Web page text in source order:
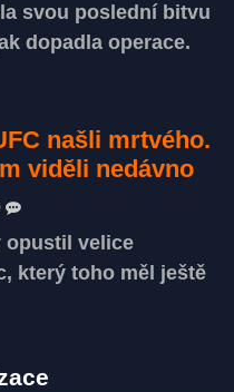
svou poslední bitvu
dopadla operace.
našli mrtvého.
viděli nedávno
opustil velice
který toho měl ještě